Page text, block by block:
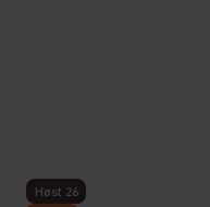
Høst 26